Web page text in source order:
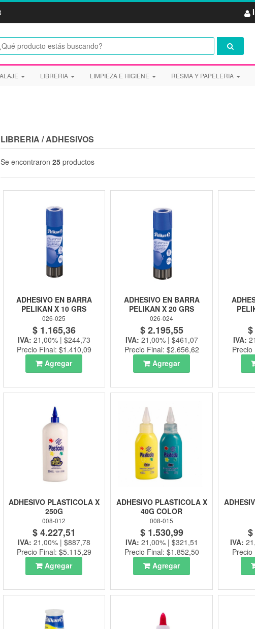
LIBRERIA LIMPIEZA E HIGIENE RESMA Y PAPELERIA
LIBRERIA /ADHESIVOS
Se encontraron 25 productos
ADHESIVO EN BARRA
PELIKAN X 10 GRS
026-025
$ 1.165,36
IVA: 21,00% | $244,73
Precio Final: $1.410,09
Agregar
ADHESIVO EN BARRA
PELIKAN X 20 GRS
026-024
$ 2.195,55
IVA: 21,00% | $461,07
Precio Final: $2.656,62
Agregar
IVA:
ADHESIVO PLASTICOLA X
250G
008-012
$ 4.227,51
IVA: 21,00% | $887,78
Precio Final: $5.115,29
Agregar
ADHESIVO PLASTICOLA X
40G COLOR
008-015
$ 1.530,99
IVA: 21,00% | $321,51
Precio Final: $1.852,50
Agregar
IVA: